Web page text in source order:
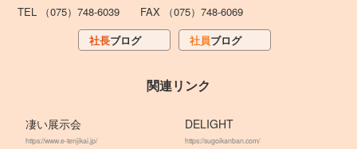
TEL （075）748-6039 FAX （075）748-6069
社長ブログ 社員ブログ
関連リンク
凄い展示会
https://www.e-tenjikai.jp/
DELIGHT
https://sugoikanban.com/